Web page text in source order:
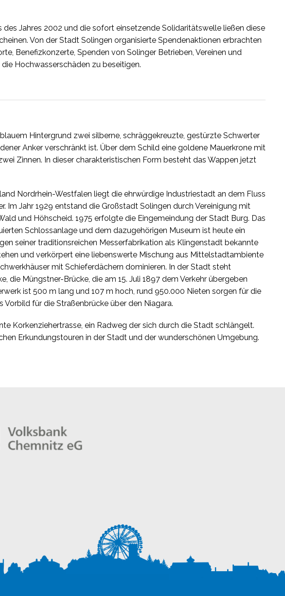
des Jahres 2002 und die sofort einsetzende Solidaritätswelle ließen diese
Von der Stadt Solingen organisierte Spendenaktionen erbrachten
Benefizkonzerte, Spenden von Solinger Betrieben, Vereinen und
Hochwasserschäden zu beseitigen.
Hintergrund zwei silberne, schräggekreuzte, gestürzte Schwerter
Anker verschränkt ist. Über dem Schild eine goldene Mauerkrone mit
Zinnen. In dieser charakteristischen Form besteht das Wappen jetzt
Nordrhein-Westfalen liegt die ehrwürdige Industriestadt an dem Fluss
Im Jahr 1929 entstand die Großstadt Solingen durch Vereinigung mit
und Höhscheid. 1975 erfolgte die Eingemeindung der Stadt Burg. Das
Schlossanlage und dem dazugehörigen Museum ist heute ein
seiner traditionsreichen Messerfabrikation als Klingenstadt bekannte
und verkörpert eine liebenswerte Mischung aus Mittelstadtambiente
mit Schieferdächern dominieren. In der Stadt steht
die Müngstner-Brücke, die am 15. Juli 1897 dem Verkehr übergeben
ist 500 m lang und 107 m hoch, rund 950.000 Nieten sorgen für die
für die Straßenbrücke über den Niagara.
Korkenziehertrasse, ein Radweg der sich durch die Stadt schlängelt.
Erkundungstouren in der Stadt und der wunderschönen Umgebung.